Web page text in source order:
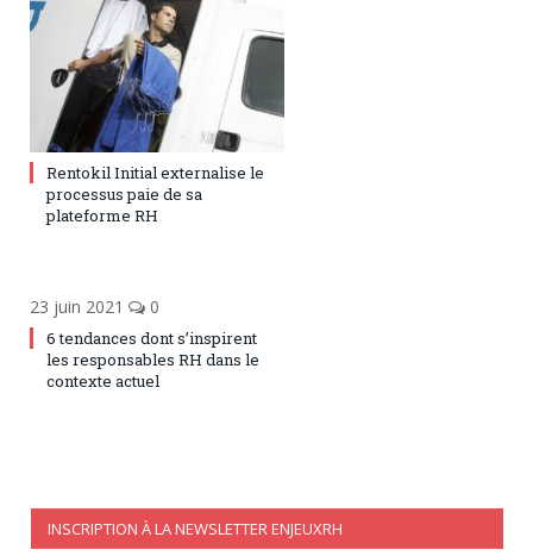
27 octobre 2022 0
Rentokil Initial externalise le
processus paie de sa
plateforme RH
23 juin 2021 0
6 tendances dont s’inspirent
les responsables RH dans le
contexte actuel
INSCRIPTION À LA NEWSLETTER ENJEUXRH